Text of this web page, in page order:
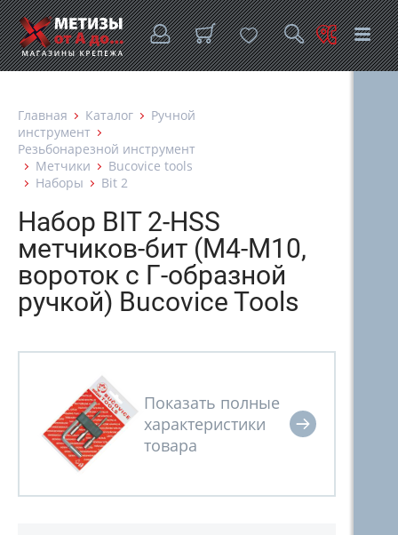
Главная Каталог
Ручной
инструмент
Резьбонарезной инструмент
Метчики
Bucovice tools
Наборы
Bit 2
Набор BIT 2-HSS
метчиков-бит (М4-М10,
вороток с Г-образной
ручкой) Bucovice Tools